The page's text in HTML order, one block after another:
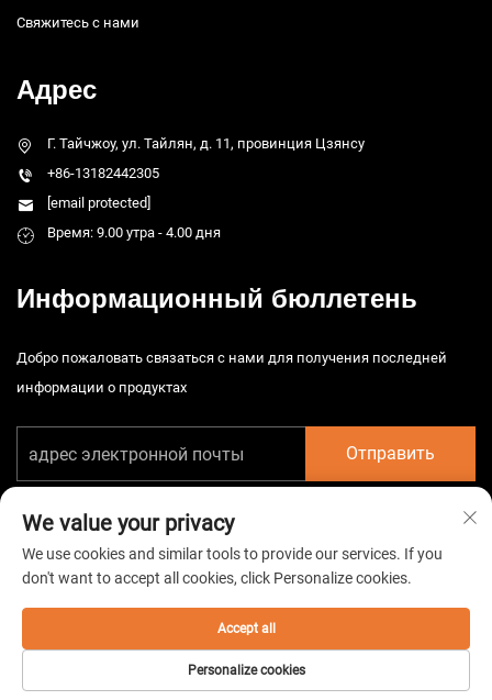
Свяжитесь с нами
Адрес
Г. Тайчжоу, ул. Тайлян, д. 11, провинция Цзянсу
+86-13182442305
[email protected]
Время: 9.00 утра - 4.00 дня
Информационный бюллетень
Добро пожаловать связаться с нами для получения последней
информации о продуктах
Отправить
© 2025 China Taizhou HarsMarg Electromechenical Co. Ltd. Все права
Политика конфиденциальности
We value your privacy
We use cookies and similar tools to provide our services. If you
don't want to accept all cookies, click Personalize cookies.
Personalize cookies
Accept all